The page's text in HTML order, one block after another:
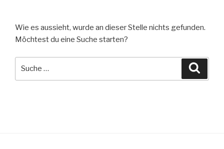
Wie es aussieht, wurde an dieser Stelle nichts gefunden.
Möchtest du eine Suche starten?